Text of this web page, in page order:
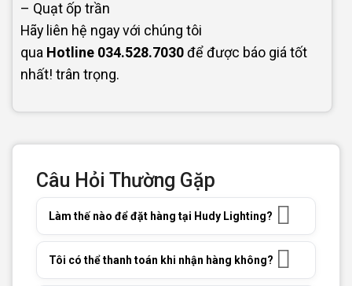
– Quạt ốp trần
Hãy liên hệ ngay với chúng tôi
qua Hotline 034.528.7030để được báo giá tốt
nhất! trân trọng.
Câu Hỏi Thường Gặp
Làm thế nào để đặt hàng tại Hudy Lighting?
Tôi có thể thanh toán khi nhận hàng không?